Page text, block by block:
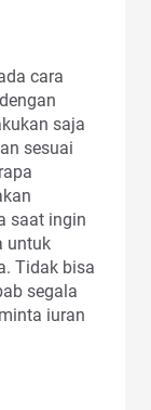
cara
saja
sesuai
saat ingin
untuk
Tidak bisa
segala
iuran